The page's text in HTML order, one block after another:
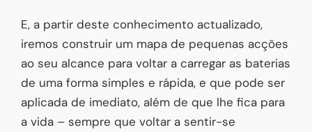
E, a partir deste conhecimento actualizado,
iremos construir um mapa de pequenas acções
ao seu alcance para voltar a carregar as baterias
de uma forma simples e rápida, e que pode ser
aplicada de imediato, além de que lhe fica para
a vida – sempre que voltar a sentir-se